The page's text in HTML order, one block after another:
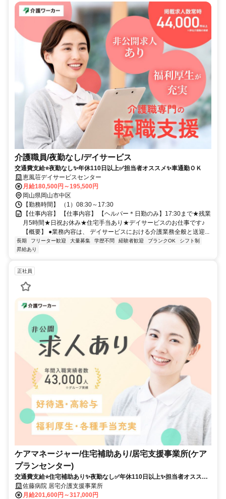
介護職員/夜勤なし/デイサービス
交通費支給⭐️夜勤なし✨年休110日以上✅️担当者オススメ✨車通勤ＯＫ
恵風荘デイサービスセンター
月給180,500円～195,500円
岡山県岡山市中区
【勤務時間】 （1）08:30～17:30
【仕事内容】 【仕事内容】 【ヘルパー＊日勤のみ】17:30まで★残業
月5時間★日祝お休み★住宅手当あり★デイサービスのお仕事です♪
【概要】 ●業務内容は、 デイサービスにおける介護業務全般と送迎...
長期 フリーター歓迎 大量募集 学歴不問 経験者歓迎 ブランクOK
シフト制
昇給あり
正社員
ケアマネージャー/住宅補助あり/居宅支援事業所(ケア
プランセンター)
交通費支給⭐️住宅補助あり✨夜勤なし✅️年休110日以上✨担当者オススメ
⭕️経験者優遇
佐藤病院 居宅介護支援事業所
月給201,600円～317,000円